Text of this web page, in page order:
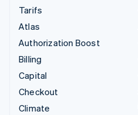
Tarifs
Atlas
Authorization Boost
Billing
Capital
Checkout
Climate